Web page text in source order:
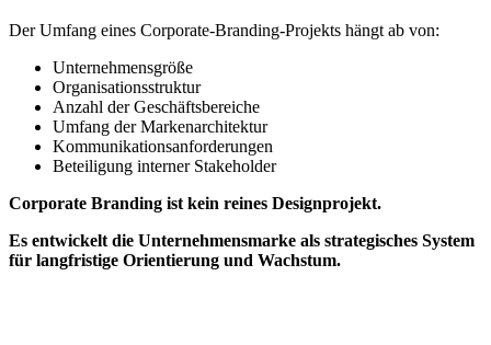
Der Umfang eines Corporate-Branding-Projekts hängt ab von:
Unternehmensgröße
Organisationsstruktur
Anzahl der Geschäftsbereiche
Umfang der Markenarchitektur
Kommunikationsanforderungen
Beteiligung interner Stakeholder
Corporate Branding ist kein reines Designprojekt.
Es entwickelt die Unternehmensmarke als strategisches System
für langfristige Orientierung und Wachstum.